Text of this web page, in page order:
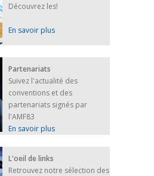
Découvrez les!
En savoir plus
Partenariats
Suivez l'actualité des
conventions et des
partenariats signés par
l'AMF83
En savoir plus
L'oeil de links
Retrouvez notre sélection des